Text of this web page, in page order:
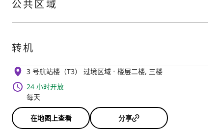
公共区域
转机
3 号航站楼（T3） 过境区域
楼层二楼, 三楼
24 小时开放
每天
在地图上查看 分享